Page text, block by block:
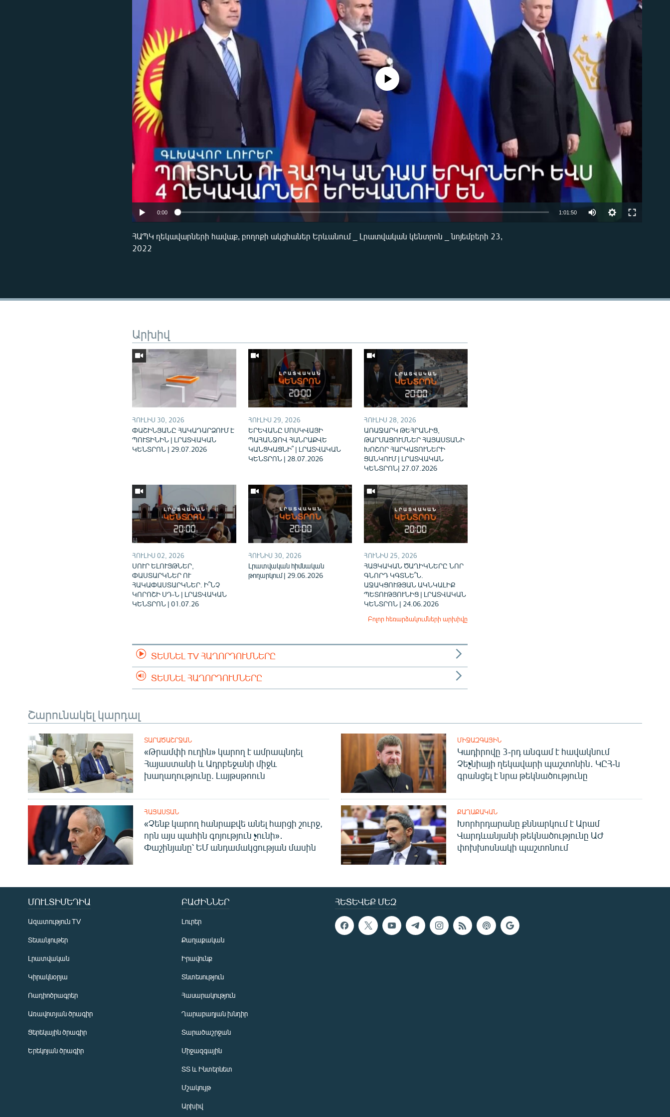
240p 360p
720p
No media source currently available
0:00 1:01:50
ՀԱՊԿ ղեկավարների հավաք, բողոքի ակցիաներ Երևանում _ Լրատվական կենտրոն _ նոյեմբերի 23,
2022
Արխիվ
ՀՈՒԼԻՍ 30, 2026
ՓԱՇԻՆՅԱՆԸ ՀԱԿԱԴԱՐՁՈՒՄ Է
ՊՈՒՏԻՆԻՆ | ԼՐԱՏՎԱԿԱՆ
ԿԵՆՏՐՈՆ | 29.07.2026
ՀՈՒԼԻՍ 29, 2026
ԵՐԵՎԱՆԸ ՄՈՍԿՎԱՅԻ
ՊԱՀԱՆՋՈՎ ՀԱՆՐԱՔՎԵ
ԿԱՆՑԿԱՑՆԻ՞ | ԼՐԱՏՎԱԿԱՆ
ԿԵՆՏՐՈՆ | 28.07.2026
ՀՈՒԼԻՍ 28, 2026
ԱՌԱՋԱՐԿ ԹԵՀՐԱՆԻՑ,
ԹԱՐՄԱՑՈՒՄՆԵՐ ՀԱՅԱՍՏԱՆԻ
ԽՈՇՈՐ ՀԱՐԿԱՏՈՒՆԵՐԻ
ՑԱՆԿՈՒՄ | ԼՐԱՏՎԱԿԱՆ
ԿԵՆՏՐՈՆ| 27.07.2026
ՀՈՒԼԻՍ 02, 2026
ՍՈՒՐ ԵԼՈՒՅԹՆԵՐ,
ՓԱՍՏԱՐԿՆԵՐ ՈՒ
ՀԱԿԱՓԱՍՏԱՐԿՆԵՐ. Ի՞ՆՉ
ԿՈՐՈՇԻ ՍԴ-Ն | ԼՐԱՏՎԱԿԱՆ
ԿԵՆՏՐՈՆ | 01.07.26
ՀՈՒՆԻՍ 30, 2026
Լրատվական հիմնական
թողարկում | 29.06.2026
ՀՈՒՆԻՍ 25, 2026
ՀԱՅԿԱԿԱՆ ԾԱՂԻԿՆԵՐԸ ՆՈՐ
ԳՆՈՐԴ ԿԳՏՆԵ՞Ն.
ԱՋԱԿՑՈՒԹՅԱՆ ԱԿՆԿԱԼԻՔ
ՊԵՏՈՒԹՅՈՒՆԻՑ | ԼՐԱՏՎԱԿԱՆ
ԿԵՆՏՐՈՆ | 24.06.2026
Բոլոր հեռարձակումների արխիվը
ՏԵՍՆԵԼ TV ՀԱՂՈՐԴՈՒՄՆԵՐԸ
ՏԵՍՆԵԼ ՀԱՂՈՐԴՈՒՄՆԵՐԸ
Շարունակել կարդալ
ՏԱՐԱԾԱՇՐՋԱՆ
«Թրամփի ուղին» կարող է ամրապնդել
Հայաստանի և Ադրբեջանի միջև
խաղաղությունը. Լայթսթոուն
ՄԻՋԱԶԳԱՅԻՆ
Կադիրովը 3-րդ անգամ է հավակնում
Չեչնիայի ղեկավարի պաշտոնին․ ԿԸՀ-ն
գրանցել է նրա թեկնածությունը
ՀԱՅԱՍՏԱՆ
«Չենք կարող հանրաքվե անել հարցի շուրջ,
որն այս պահին գոյություն չունի»․
Փաշինյանը՝ ԵՄ անդամակցության մասին
ՔԱՂԱՔԱԿԱՆ
Խորհրդարանը քննարկում է Արամ
Վարդևանյանի թեկնածությունը ԱԺ
փոխխոսնակի պաշտոնում
ՀԵՏԵՎԵՔ ՄԵԶ
ՄՈՒԼՏԻՄԵԴԻԱ
Ազատություն TV
Տեսանյութեր
Լրատվական
Կիրակնօրյա
Ռադիոծրագրեր
Առավոտյան ծրագիր
Ցերեկային ծրագիր
Երեկոյան ծրագիր
ԲԱԺԻՆՆԵՐ
Լուրեր
Քաղաքական
Իրավունք
Տնտեսություն
Հասարակություն
Ղարաբաղյան խնդիր
Տարածաշրջան
Միջազգային
ՏՏ և Ինտերնետ
Մշակույթ
Արխիվ